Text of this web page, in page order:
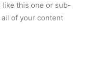
like this one or sub-
all of your content